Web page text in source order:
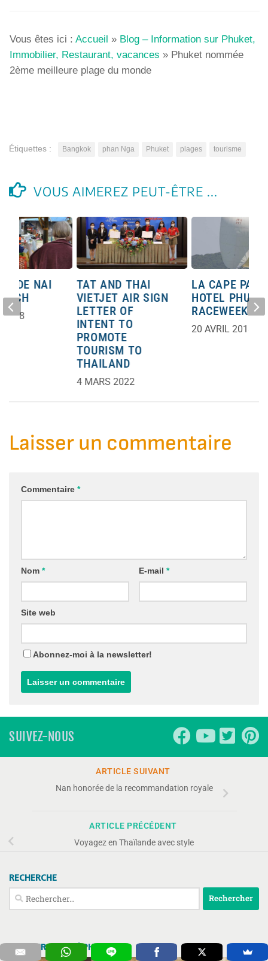
Vous êtes ici : Accueil » Blog – Information sur Phuket,
Immobilier, Restaurant, vacances » Phuket nommée
2ème meilleure plage du monde
Étiquettes : Bangkok phan Nga Phuket plages tourisme
VOUS AIMEREZ PEUT-ÊTRE ...
TAT AND THAI
VIETJET AIR SIGN
LETTER OF
INTENT TO
PROMOTE
TOURISM TO
THAILAND
4 MARS 2022
LA CAPE
HOTEL
RACEWEEK
20 AVRIL 2018
DE NAI
2018
Laisser un commentaire
Commentaire *
Nom * E-mail *
Site web
Abonnez-moi à la newsletter!
SUIVEZ-NOUS
ARTICLE SUIVANT
Nan honorée de la recommandation royale
ARTICLE PRÉCÉDENT
Voyagez en Thaïlande avec style
RECHERCHE
Rechercher :
CHIC FURNITURE | PHUKET